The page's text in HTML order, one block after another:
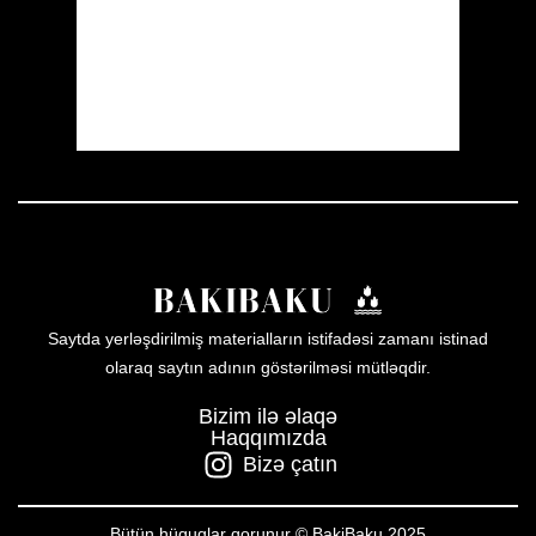
Saytda yerləşdirilmiş materialların istifadəsi zamanı istinad
olaraq saytın adının göstərilməsi mütləqdir.
Bizim ilə əlaqə
Haqqımızda
Bizə çatın